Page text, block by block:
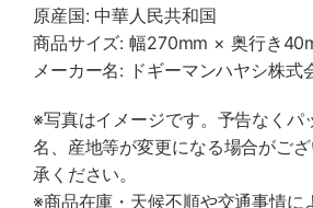
原産国: 中華人民共和国
商品サイズ: 幅270mm × 奥行き
メーカー名: ドギーマンハヤシ株式
※写真はイメージです。予告なくパ
名、産地等が変更になる場合がご
承ください。
※商品在庫・天候不順や交通事情に